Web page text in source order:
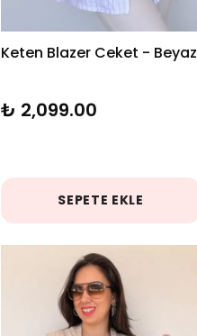
Keten Blazer Ceket - Beyaz
₺ 2,099.00
SEPETE EKLE